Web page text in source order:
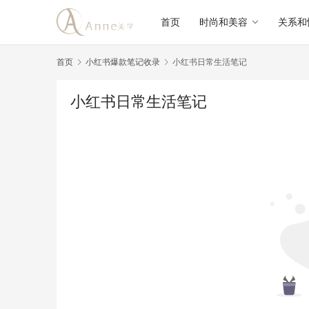
首页 时尚和美容 关系
首页 小红书爆款笔记收录 小红书日常生活笔记
小红书日常生活笔记